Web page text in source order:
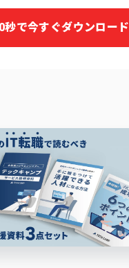
秒で今すぐダウンロード